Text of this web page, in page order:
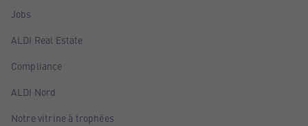
Jobs
ALDI Real Estate
Compliance
ALDI Nord
Notre vitrine à trophées